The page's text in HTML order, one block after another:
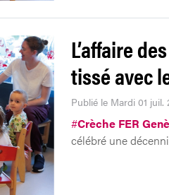
L’affaire
tissé avec
Publié le Mardi 01 juil.
#Crèche FER
célébré une